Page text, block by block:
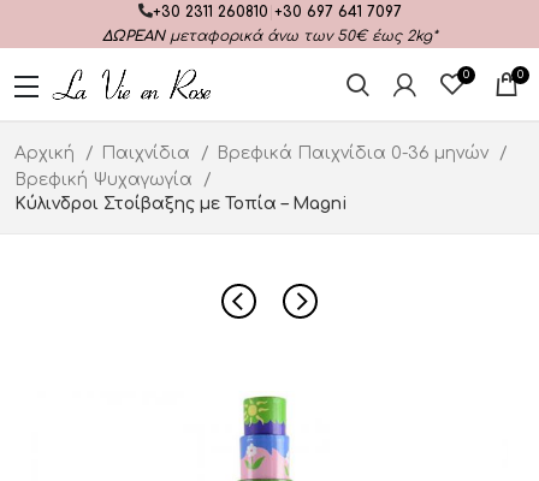
+30 2311 260810 +30 697 641 7097
ΔΩΡΕΑΝμεταφορικά άνω των 50€ έως 2kg*
0 0
Αρχική Παιχνίδια
Βρεφικά Παιχνίδια 0-36 μηνών
Βρεφική Ψυχαγωγία
Κύλινδροι Στοίβαξης με Τοπία – Magni